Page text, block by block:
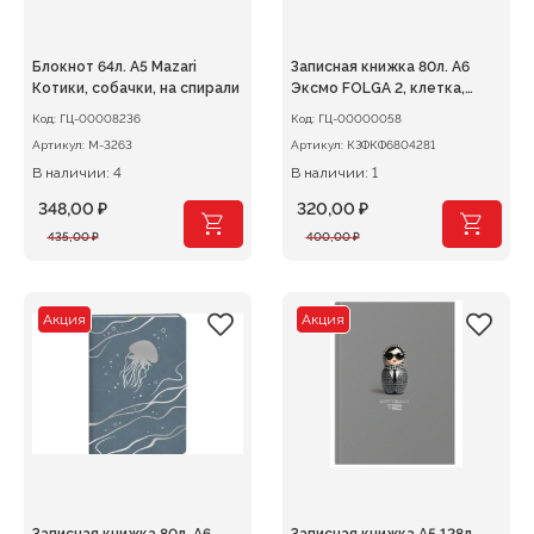
Блокнот 64л. А5 Mazari
Котики, собачки, на спирали
Код: ГЦ-00008236
Артикул: М-3263
В наличии: 4
435,00₽
Первоначальная
435,00 ₽.
348,00 ₽
Текущая
Записная книжка 80л. А6
Эксмо FOLGA 2, клетка,
Код: ГЦ-00000058
Артикул: КЗФКФ6804281
В наличии: 1
400,00₽
Первоначальная
400,00 ₽.
320,00 ₽
Текущая
Акция Акция